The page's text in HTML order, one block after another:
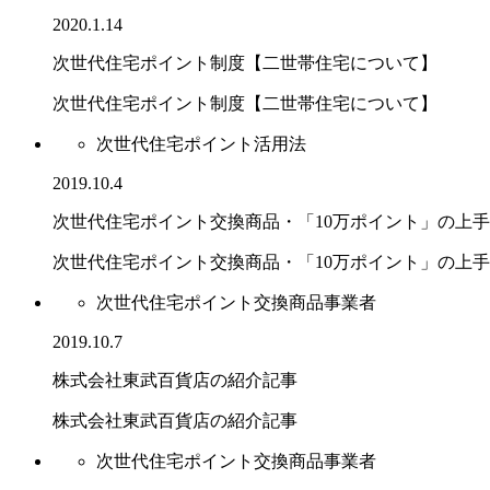
2020.1.14
次世代住宅ポイント制度【二世帯住宅について】
次世代住宅ポイント制度【二世帯住宅について】
次世代住宅ポイント活用法
2019.10.4
次世代住宅ポイント交換商品・「10万ポイント」の上
次世代住宅ポイント交換商品・「10万ポイント」の上
次世代住宅ポイント交換商品事業者
2019.10.7
株式会社東武百貨店の紹介記事
株式会社東武百貨店の紹介記事
次世代住宅ポイント交換商品事業者